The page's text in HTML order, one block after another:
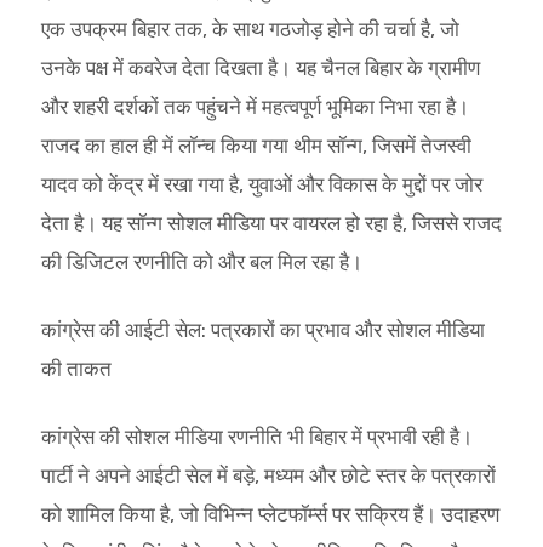
एक उपक्रम बिहार तक, के साथ गठजोड़ होने की चर्चा है, जो
उनके पक्ष में कवरेज देता दिखता है। यह चैनल बिहार के ग्रामीण
और शहरी दर्शकों तक पहुंचने में महत्वपूर्ण भूमिका निभा रहा है।
राजद का हाल ही में लॉन्च किया गया थीम सॉन्ग, जिसमें तेजस्वी
यादव को केंद्र में रखा गया है, युवाओं और विकास के मुद्दों पर जोर
देता है। यह सॉन्ग सोशल मीडिया पर वायरल हो रहा है, जिससे राजद
की डिजिटल रणनीति को और बल मिल रहा है।
कांग्रेस की आईटी सेल: पत्रकारों का प्रभाव और सोशल मीडिया
की ताकत
कांग्रेस की सोशल मीडिया रणनीति भी बिहार में प्रभावी रही है।
पार्टी ने अपने आईटी सेल में बड़े, मध्यम और छोटे स्तर के पत्रकारों
को शामिल किया है, जो विभिन्न प्लेटफॉर्म्स पर सक्रिय हैं। उदाहरण